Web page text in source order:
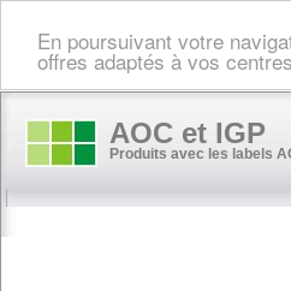
En poursuivant votre
offres adaptés à vos
AOC et IGP
Produits avec les labels